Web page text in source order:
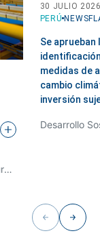
Derecho Minero, Energía y Recursos Naturales, Desarrollo Sostenible y Derecho Ambiental
PERÚ
30 JULIO
Se
medidas de
cambio
inversión
Desarrollo